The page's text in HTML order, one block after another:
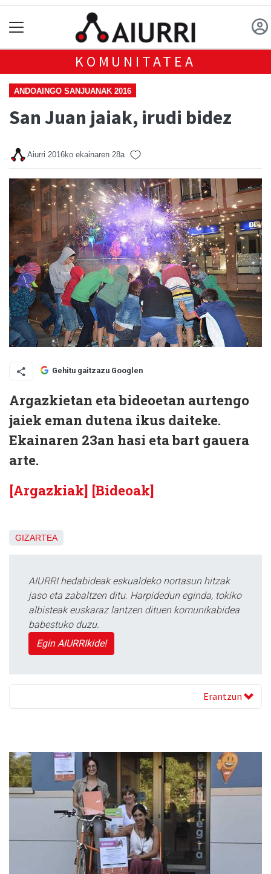
KOMUNITATEA
ANDOAINGO SANJUANAK 2016
San Juan jaiak, irudi bidez
Aiurri 2016ko ekainaren 28a
Gehitu gaitzazu Googlen
Argazkietan eta bideoetan aurtengo
jaiek eman dutena ikus daiteke.
Ekainaren 23an hasi eta bart gauera
arte.
[Argazkiak] [Bideoak]
GIZARTEA
AIURRI hedabideak eskualdeko nortasun hitzak
jaso eta zabaltzen ditu. Harpidedun eginda, tokiko
albisteak euskaraz lantzen dituen komunikabidea
babestuko duzu.
Egin AIURRIkide!
Erantzun